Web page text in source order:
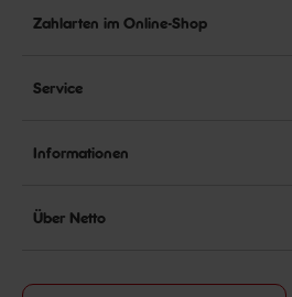
Zahlarten im Online-Shop
Service
Informationen
Über Netto